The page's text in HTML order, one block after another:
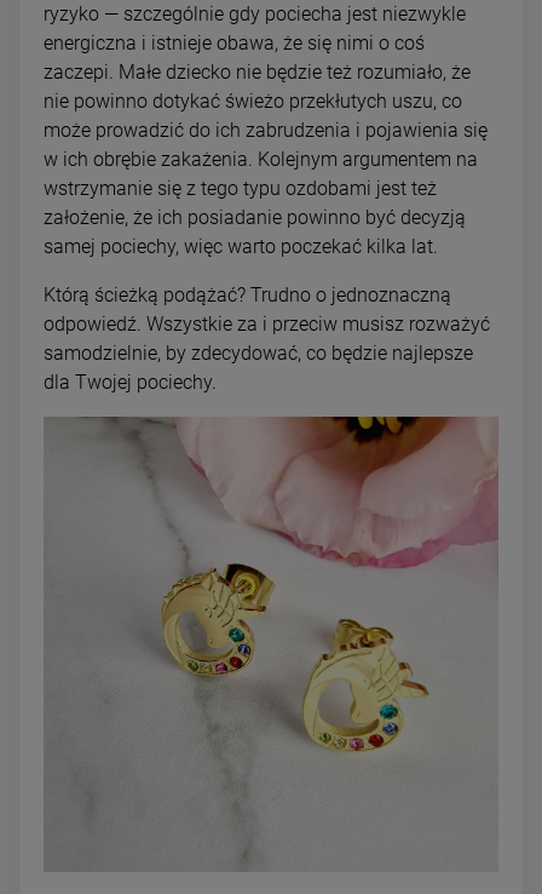
ryzyko — szczególnie gdy pociecha jest niezwykle
energiczna i istnieje obawa, że się nimi o coś
zaczepi. Małe dziecko nie będzie też rozumiało, że
nie powinno dotykać świeżo przekłutych uszu, co
może prowadzić do ich zabrudzenia i pojawienia się
w ich obrębie zakażenia. Kolejnym argumentem na
wstrzymanie się z tego typu ozdobami jest też
założenie, że ich posiadanie powinno być decyzją
samej pociechy, więc warto poczekać kilka lat.
Którą ścieżką podążać? Trudno o jednoznaczną
odpowiedź. Wszystkie za i przeciw musisz rozważyć
samodzielnie, by zdecydować, co będzie najlepsze
dla Twojej pociechy.